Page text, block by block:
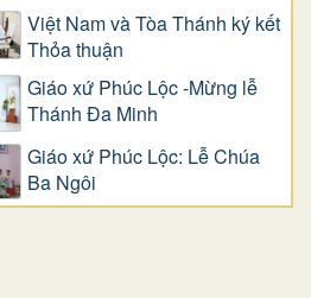
Việt Nam và Tòa Thánh ký kết
Thỏa thuận
Giáo xứ Phúc Lộc -Mừng lễ
Thánh Đa Minh
Giáo xứ Phúc Lộc: Lễ Chúa
Ba Ngôi